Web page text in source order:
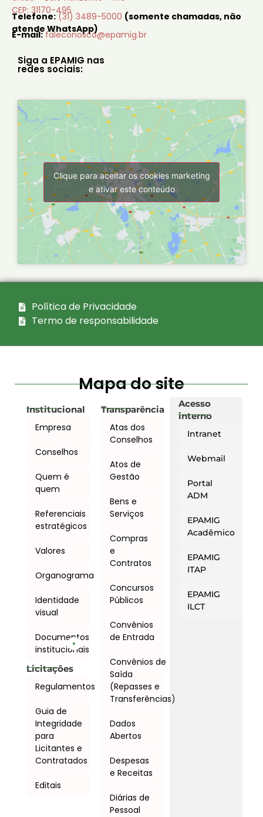
CEP: 31170-495
Telefone: (31) 3489-5000 (somente chamadas, não
atende WhatsApp)
E-mail: faleconosco@epamig.br
Siga a EPAMIG nas
redes sociais:
Clique para aceitar os cookies marketing
e ativar este conteúdo
Política de Privacidade
Termo de responsabilidade
Mapa do site
Institucional
Empresa
Conselhos
Quem é
quem
Referenciais
estratégicos
Valores
Organograma
Identidade
visual
Documentos
institucionais
Licitações
Regulamentos
Guia de
Integridade
para
Licitantes e
Contratados
Editais
Transparência
Atas dos
Conselhos
Atos de
Gestão
Bens e
Serviços
Compras
e
Contratos
Concursos
Públicos
Convênios
de Entrada
Convênios de
Saída
(Repasses e
Transferências)
Dados
Abertos
Despesas
e Receitas
Diárias de
Pessoal
Acesso
interno
Intranet
Webmail
Portal
ADM
EPAMIG
Acadêmico
EPAMIG
ITAP
EPAMIG
ILCT